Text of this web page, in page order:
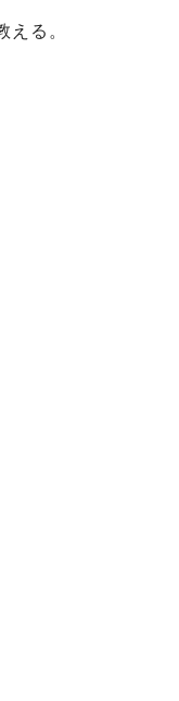
る。
光客。
け。